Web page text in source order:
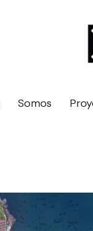
Somos